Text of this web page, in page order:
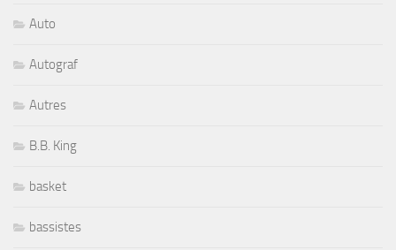
Auto
Autograf
Autres
B.B. King
basket
bassistes